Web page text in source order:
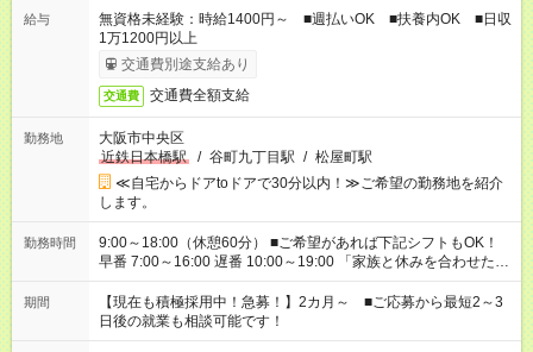
給与
無資格未経験：時給1400円～ ■週払いOK ■扶養内OK ■日収
1万1200円以上
交通費別途支給あり
交通費 交通費全額支給
勤務地
大阪市中央区
近鉄日本橋駅
/ 谷町九丁目駅 / 松屋町駅
≪自宅からドアtoドアで30分以内！≫ご希望の勤務地を紹介
します。
勤務時間
9:00～18:00（休憩60分） ■ご希望があれば下記シフトもOK！
早番 7:00～16:00 遅番 10:00～19:00 「家族と休みを合わせた
い」 「余裕を持って夕飯の準備がしたい」 「できれば残業はし
たくない」 など、ご希望を教えてくださいね。 ※Wワーク希望
の方へ 今ご覧のお仕事で希望する勤務時間と、もう1つのお仕事
の勤務時間。 合計で週40時間を超える場合は応募できません。
期間
【現在も積極採用中！急募！】2カ月～ ■ご応募から最短2～3
日後の就業も相談可能です！